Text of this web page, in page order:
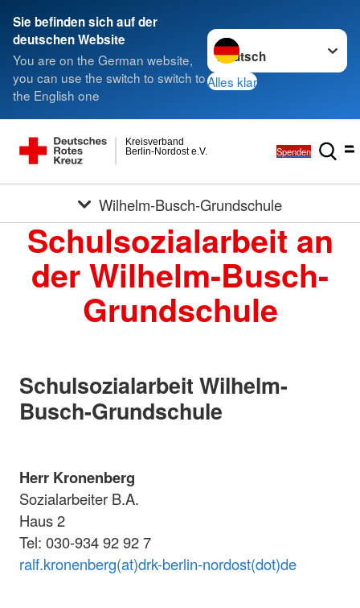
Sie befinden sich auf der
deutschen Website
You are on the German website,
you can use the switch to switch to
the English one
Sprache wechseln zu
Alles klar
Berlin-Nordost e.V.
Kreisverband
Spenden
Wilhelm-Busch-Grundschule
Schulsozialarbeit an
der Wilhelm-Busch-
Grundschule
Schulsozialarbeit Wilhelm-
Busch-Grundschule
Herr Kronenberg
Sozialarbeiter B.A.
Haus 2
Tel: 030-934 92 92 7
ralf.kronenberg(at)drk-berlin-nordost(dot)de